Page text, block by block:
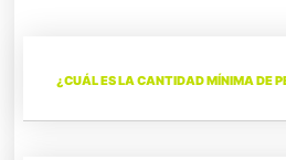
¿CUÁL ES LA CANTIDAD MÍNIMA DE